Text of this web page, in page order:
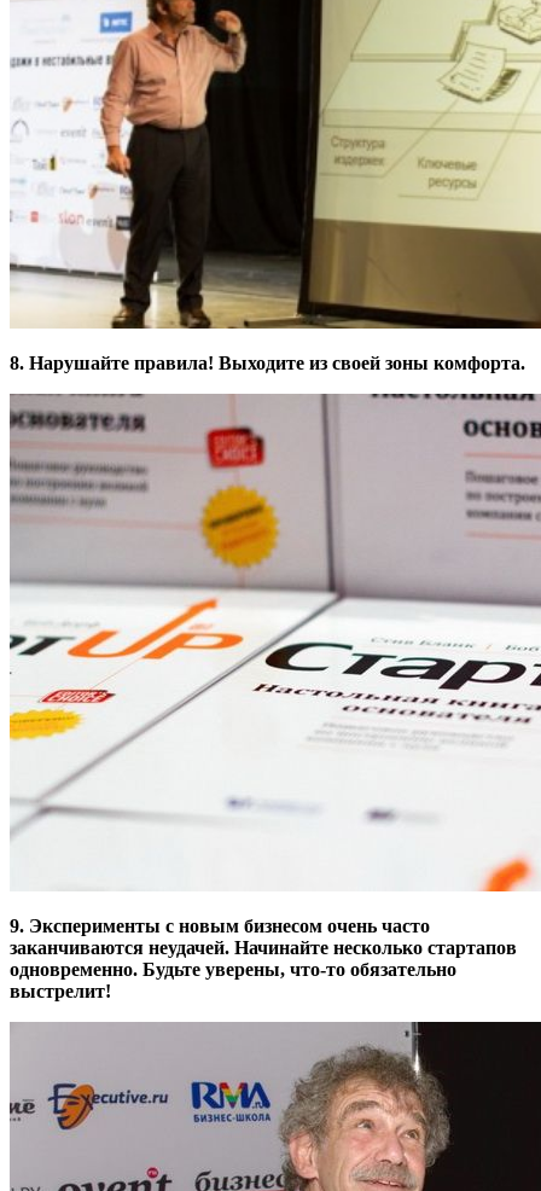
8. Нарушайте правила! Выходите из своей зоны комфорта.
9. Эксперименты с новым бизнесом очень часто
заканчиваются неудачей. Начинайте несколько стартапов
одновременно. Будьте уверены, что-то обязательно
выстрелит!